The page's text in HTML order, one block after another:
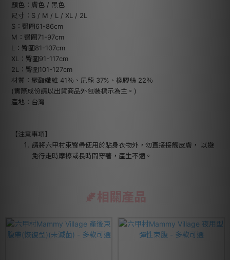
顏色：膚色 / 黑色
尺寸：S / M / L / XL / 2L
S：臀圍61-86cm
M：臀圍71-97cm
L：臀圍81-107cm
XL：臀圍91-117cm
2L：臀圍101-127cm
材質：聚酯纖維 41％、尼龍 37%、橡膠絲 22％
(實際成份請以出貨商品外包裝標示為主。)
產地：台灣
【注意事項】
請將六甲村束臀帶使用於貼身衣物外，勿直接接觸皮膚， 以避
免行走時摩擦或長時間穿著，產生不適。
相關產品